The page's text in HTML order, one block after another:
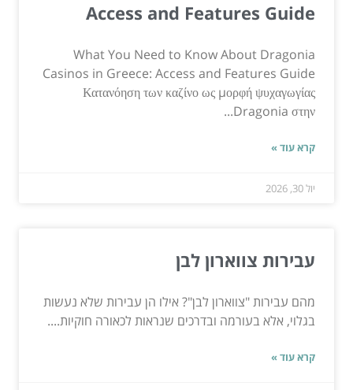
Access and Features Guide
What You Need to Know About Dragonia
Casinos in Greece: Access and Features Guide
Κατανόηση των καζίνο ως μορφή ψυχαγωγίας
Dragonia στην...
קרא עוד »
יול 30, 2026
עבירות צווארון לבן
מהם עבירות "צווארון לבן"? אילו הן עבירות שלא נעשות
בגלוי, אלא בעורמה ובדרכים שנראות לכאורה חוקיות....
קרא עוד »